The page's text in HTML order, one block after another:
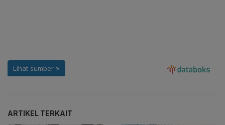
ARTIKEL TERKAIT